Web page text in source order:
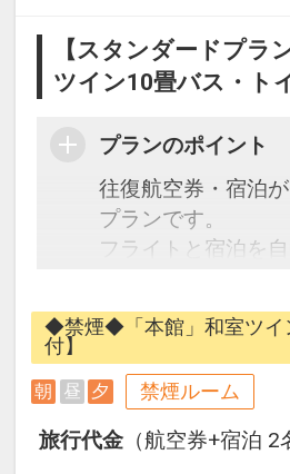
【スタンダードプ
ツイン10畳バス・ト
プランのポイント
往復航空券・宿泊
プランです。
フライトと宿泊を
ら、一都市滞在は
にも最適！
旅行期間中の1泊だ
泊・飛び泊なども自
フライトは、安心
JALグループ）確
◆禁煙◆「本館」和室ツイ
付】
朝 昼 夕 禁煙ルーム
旅行代金 （航空券+宿泊